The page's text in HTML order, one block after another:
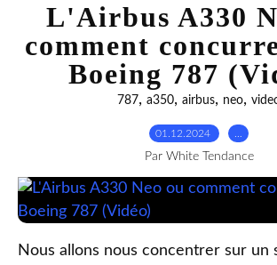
L'Airbus A330
comment
Boeing 787
787, a350, airbus, neo,
01.12.2024
Par White Tendance
Nous allons nous concentrer sur un